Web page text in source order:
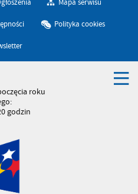
Mapa serwisu
Polityka cookies
roku
godzin